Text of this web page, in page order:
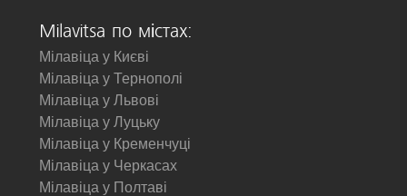
Milavitsa по містах:
Мілавіца у Києві
Мілавіца у Тернополі
Мілавіца у Львові
Мілавіца у Луцьку
Мілавіца у Кременчуці
Мілавіца у Черкасах
Мілавіца у Полтаві